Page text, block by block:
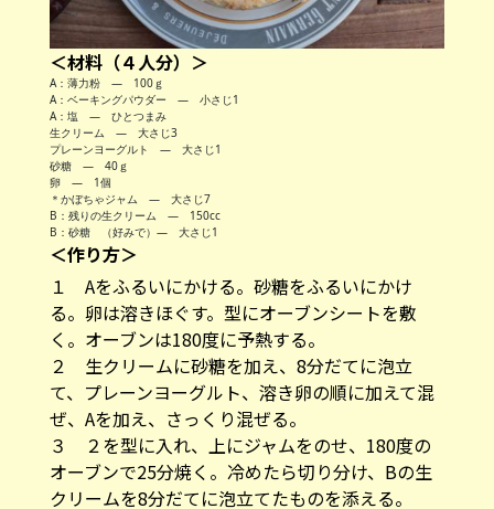
＜材料（４人分）＞
A：薄力粉 — 100ｇ
A：ベーキングパウダー — 小さじ1
A：塩 — ひとつまみ
生クリーム — 大さじ3
プレーンヨーグルト — 大さじ1
砂糖 — 40ｇ
卵 — 1個
＊かぼちゃジャム — 大さじ7
B：残りの生クリーム — 150cc
B：砂糖 （好みで）— 大さじ1
＜作り方＞
１ Aをふるいにかける。砂糖をふるいにかけ
る。卵は溶きほぐす。型にオーブンシートを敷
く。オーブンは180度に予熱する。
２ 生クリームに砂糖を加え、8分だてに泡立
て、プレーンヨーグルト、溶き卵の順に加えて混
ぜ、Aを加え、さっくり混ぜる。
３ ２を型に入れ、上にジャムをのせ、180度の
オーブンで25分焼く。冷めたら切り分け、Bの生
クリームを8分だてに泡立てたものを添える。